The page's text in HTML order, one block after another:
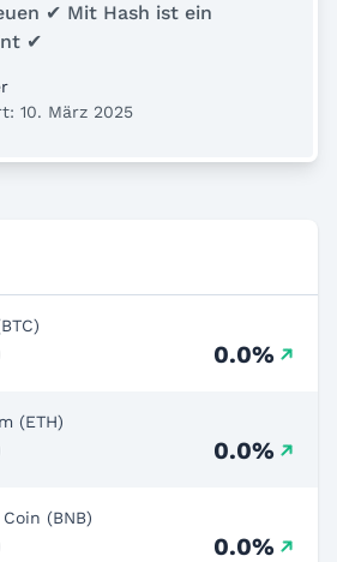
✔ Mit Hash ist ein
✔
10. März 2025
0.0%
(ETH)
0.0%
(BNB)
0.0%